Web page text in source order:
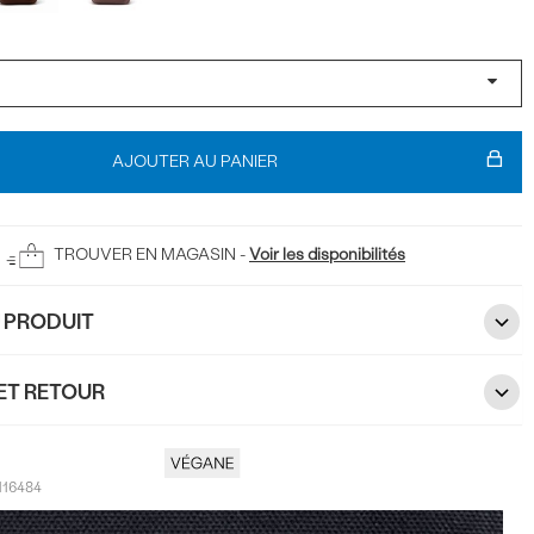
AJOUTER AU PANIER
TROUVER EN MAGASIN -Voir les disponibilités
RETOUR